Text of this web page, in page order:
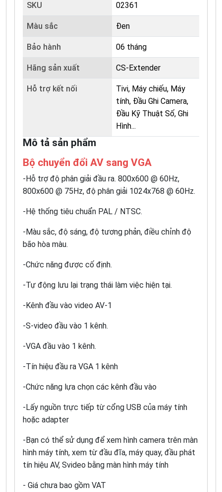
SKU 02361
Màu sắc Đen
Bảo hành 06 tháng
Hãng sản xuất CS-Extender
Hỗ trợ kết nối
Tivi, Máy chiếu, Máy
tính, Đầu Ghi Camera,
Đầu Kỹ Thuật Số, Ghi
Hình...
Mô tả sản phẩm
Bộ chuyển đổi AV sang VGA
-Hỗ trợ độ phân giải đầu ra. 800x600 @ 60Hz,
800x600 @ 75Hz, độ phân giải 1024x768 @ 60Hz.
-Hệ thống tiêu chuẩn PAL / NTSC.
-Màu sắc, độ sáng, độ tương phản, điều chỉnh độ
bão hòa màu.
-Chức năng được cố định.
-Tự động lưu lại trạng thái làm việc hiện tại.
-Kênh đầu vào video AV-1
-S-video đầu vào 1 kênh.
-VGA đầu vào 1 kênh.
-Tín hiệu đầu ra VGA 1 kênh
-Chức năng lựa chọn các kênh đầu vào
-Lấy nguồn trực tiếp từ cổng USB của máy tính
hoặc adapter
-Bạn có thể sử dụng để xem hình camera trên màn
hình máy tính, xem từ đầu đĩa, máy quay, đầu phát
tín hiệu AV, Svideo bằng màn hình máy tính
- Giá chưa bao gồm VAT